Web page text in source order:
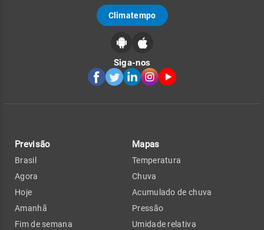
Climatempo
Siga-nos
Previsão
Brasil
Agora
Hoje
Amanhã
Fim de semana
Mapas
Temperatura
Chuva
Acumulado de chuva
Pressão
Umidade relativa